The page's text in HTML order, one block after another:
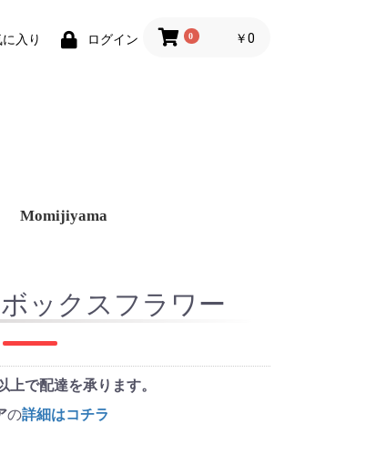
入り ログイン 0 ￥0
Momijiyama
ックスフラワー
上で配達を承ります。
の詳細はコチラ